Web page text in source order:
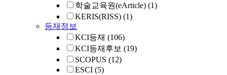
학술교육원(eArticle) (1)
KERIS(RISS) (1)
등재정보
KCI등재 (106)
KCI등재후보 (19)
SCOPUS (12)
ESCI (5)